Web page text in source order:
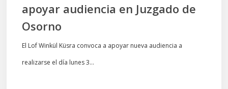
apoyar audiencia en Juzgado de
Osorno
El Lof Winkül Küsra convoca a apoyar nueva audiencia a
realizarse el día lunes 3…